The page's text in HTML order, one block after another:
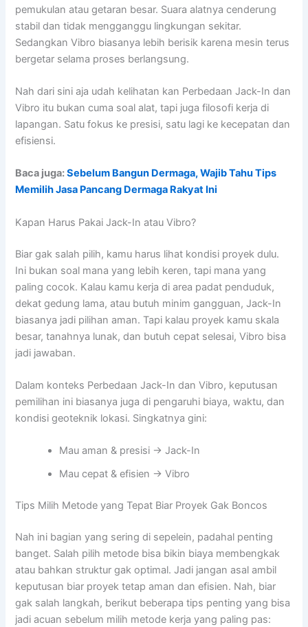
pemukulan atau getaran besar. Suara alatnya cenderung
stabil dan tidak mengganggu lingkungan sekitar.
Sedangkan Vibro biasanya lebih berisik karena mesin terus
bergetar selama proses berlangsung.
Nah dari sini aja udah kelihatan kan Perbedaan Jack-In dan
Vibro itu bukan cuma soal alat, tapi juga filosofi kerja di
lapangan. Satu fokus ke presisi, satu lagi ke kecepatan dan
efisiensi.
Baca juga:Sebelum Bangun Dermaga, Wajib Tahu Tips
Memilih Jasa Pancang Dermaga Rakyat Ini
Kapan Harus Pakai Jack-In atau Vibro?
Biar gak salah pilih, kamu harus lihat kondisi proyek dulu.
Ini bukan soal mana yang lebih keren, tapi mana yang
paling cocok. Kalau kamu kerja di area padat penduduk,
dekat gedung lama, atau butuh minim gangguan, Jack-In
biasanya jadi pilihan aman. Tapi kalau proyek kamu skala
besar, tanahnya lunak, dan butuh cepat selesai, Vibro bisa
jadi jawaban.
Dalam konteks Perbedaan Jack-In dan Vibro, keputusan
pemilihan ini biasanya juga di pengaruhi biaya, waktu, dan
kondisi geoteknik lokasi. Singkatnya gini:
Mau aman & presisi → Jack-In
Mau cepat & efisien → Vibro
Tips Milih Metode yang Tepat Biar Proyek Gak Boncos
Nah ini bagian yang sering di sepelein, padahal penting
banget. Salah pilih metode bisa bikin biaya membengkak
atau bahkan struktur gak optimal. Jadi jangan asal ambil
keputusan biar proyek tetap aman dan efisien. Nah, biar
gak salah langkah, berikut beberapa tips penting yang bisa
jadi acuan sebelum milih metode kerja yang paling pas: